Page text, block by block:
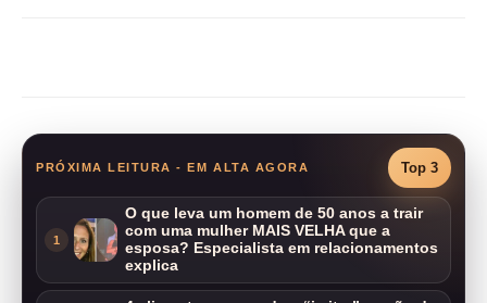
PRÓXIMA LEITURA - EM ALTA AGORA Top 3
1
O que leva um homem de 50 anos a trair
com uma mulher MAIS VELHA que a
esposa? Especialista em relacionamentos
explica